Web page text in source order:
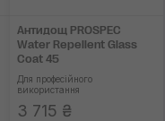
Антидощ PROSPEC
Water Repellent Glass
Coat 45
Для професійного
використання
3 715 ₴